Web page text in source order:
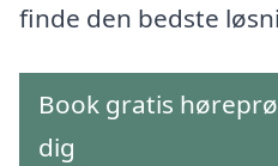
finde den bedste
Book gratis
dig